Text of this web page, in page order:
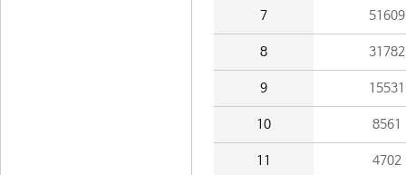
7 51609
8 31782
9 15531
10 8561
11 4702